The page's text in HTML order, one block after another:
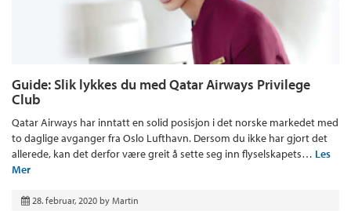
Guide: Slik lykkes du med Qatar Airways Privilege
Club
Qatar Airways har inntatt en solid posisjon i det norske markedet med
to daglige avganger fra Oslo Lufthavn. Dersom du ikke har gjort det
allerede, kan det derfor være greit å sette seg inn flyselskapets… Les
Mer
28. februar, 2020 by Martin